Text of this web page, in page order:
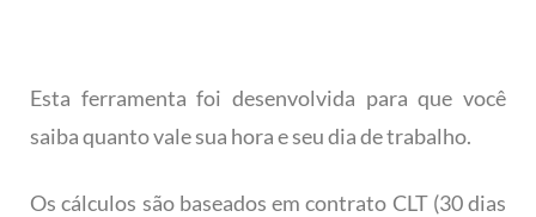
Esta ferramenta foi desenvolvida para que você
saiba quanto vale sua hora e seu dia de trabalho.
Os cálculos são baseados em contrato CLT (30 dias